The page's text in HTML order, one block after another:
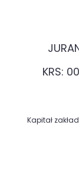
KRS:
Kapitał